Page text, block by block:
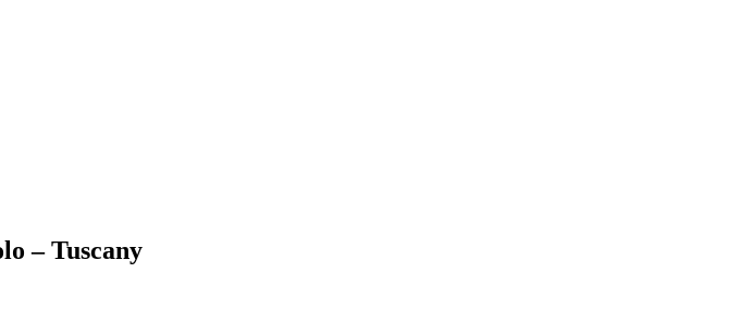
– Tuscany